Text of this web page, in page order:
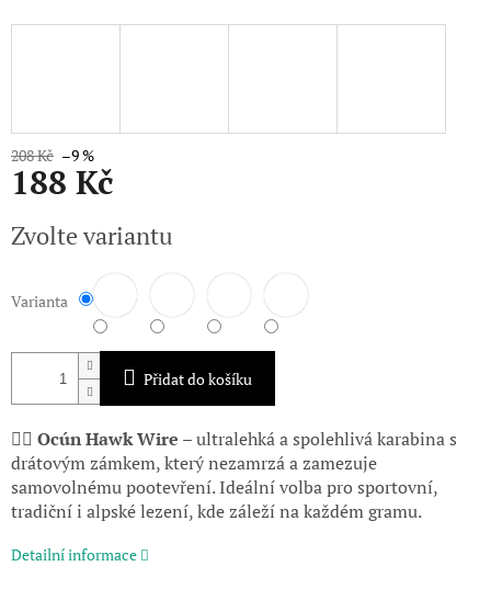
208 Kč –9 %
188 Kč
cena:
Zvolte variantu
Varianta
Přidat do košíku
🧗‍♂️ Ocún Hawk Wire –ultralehká a spolehlivá karabina s
drátovým zámkem, který nezamrzá a zamezuje
samovolnému pootevření. Ideální volba pro sportovní,
tradiční i alpské lezení, kde záleží na každém gramu.
Detailní informace